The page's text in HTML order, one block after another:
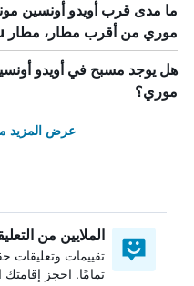
ما مدى قرب أويدو أونسين
موري من أقرب مطار، مطار Takamatsu؟
هل يوجد مسبح في أويدو
موري؟
عرض المزيد
الملايين من
تقييمات وتعليقات
تمامًا. احجز إقامتك